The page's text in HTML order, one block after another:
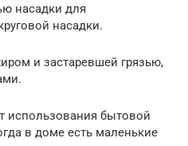
насадки для
насадки.
и застаревшей грязью,
использования бытовой
в доме есть маленькие